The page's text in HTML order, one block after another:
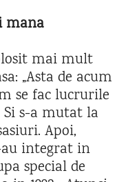
mana
mai mult
„Asta de acum
se fac lucrurile
Si s-a mutat la
Apoi,
au integrat in
special de